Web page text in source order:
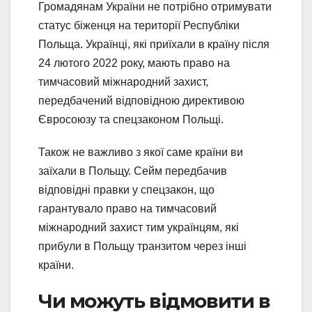
Громадянам України не потрібно отримувати
статус біженця на території Республіки
Польща. Українці, які приїхали в країну після
24 лютого 2022 року, мають право на
тимчасовий міжнародний захист,
передбачений відповідною директивою
Євросоюзу та спецзаконом Польщі.
Також не важливо з якої саме країни ви
заїхали в Польщу. Сейм передбачив
відповідні правки у спецзакон, що
гарантувало право на тимчасовий
міжнародний захист тим українцям, які
прибули в Польщу транзитом через інші
країни.
Чи можуть відмовити в